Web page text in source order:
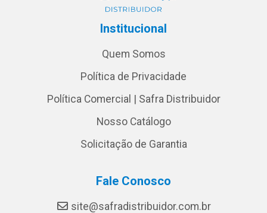
Institucional
Quem Somos
Política de Privacidade
Política Comercial | Safra Distribuidor
Nosso Catálogo
Solicitação de Garantia
Fale Conosco
site@safradistribuidor.com.br